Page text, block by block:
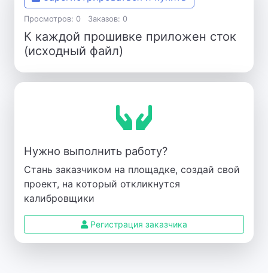
Просмотров: 0 Заказов: 0
К каждой прошивке приложен сток
(исходный файл)
Нужно выполнить работу?
Стань заказчиком на площадке, создай свой
проект, на который откликнутся
калибровщики
Регистрация заказчика